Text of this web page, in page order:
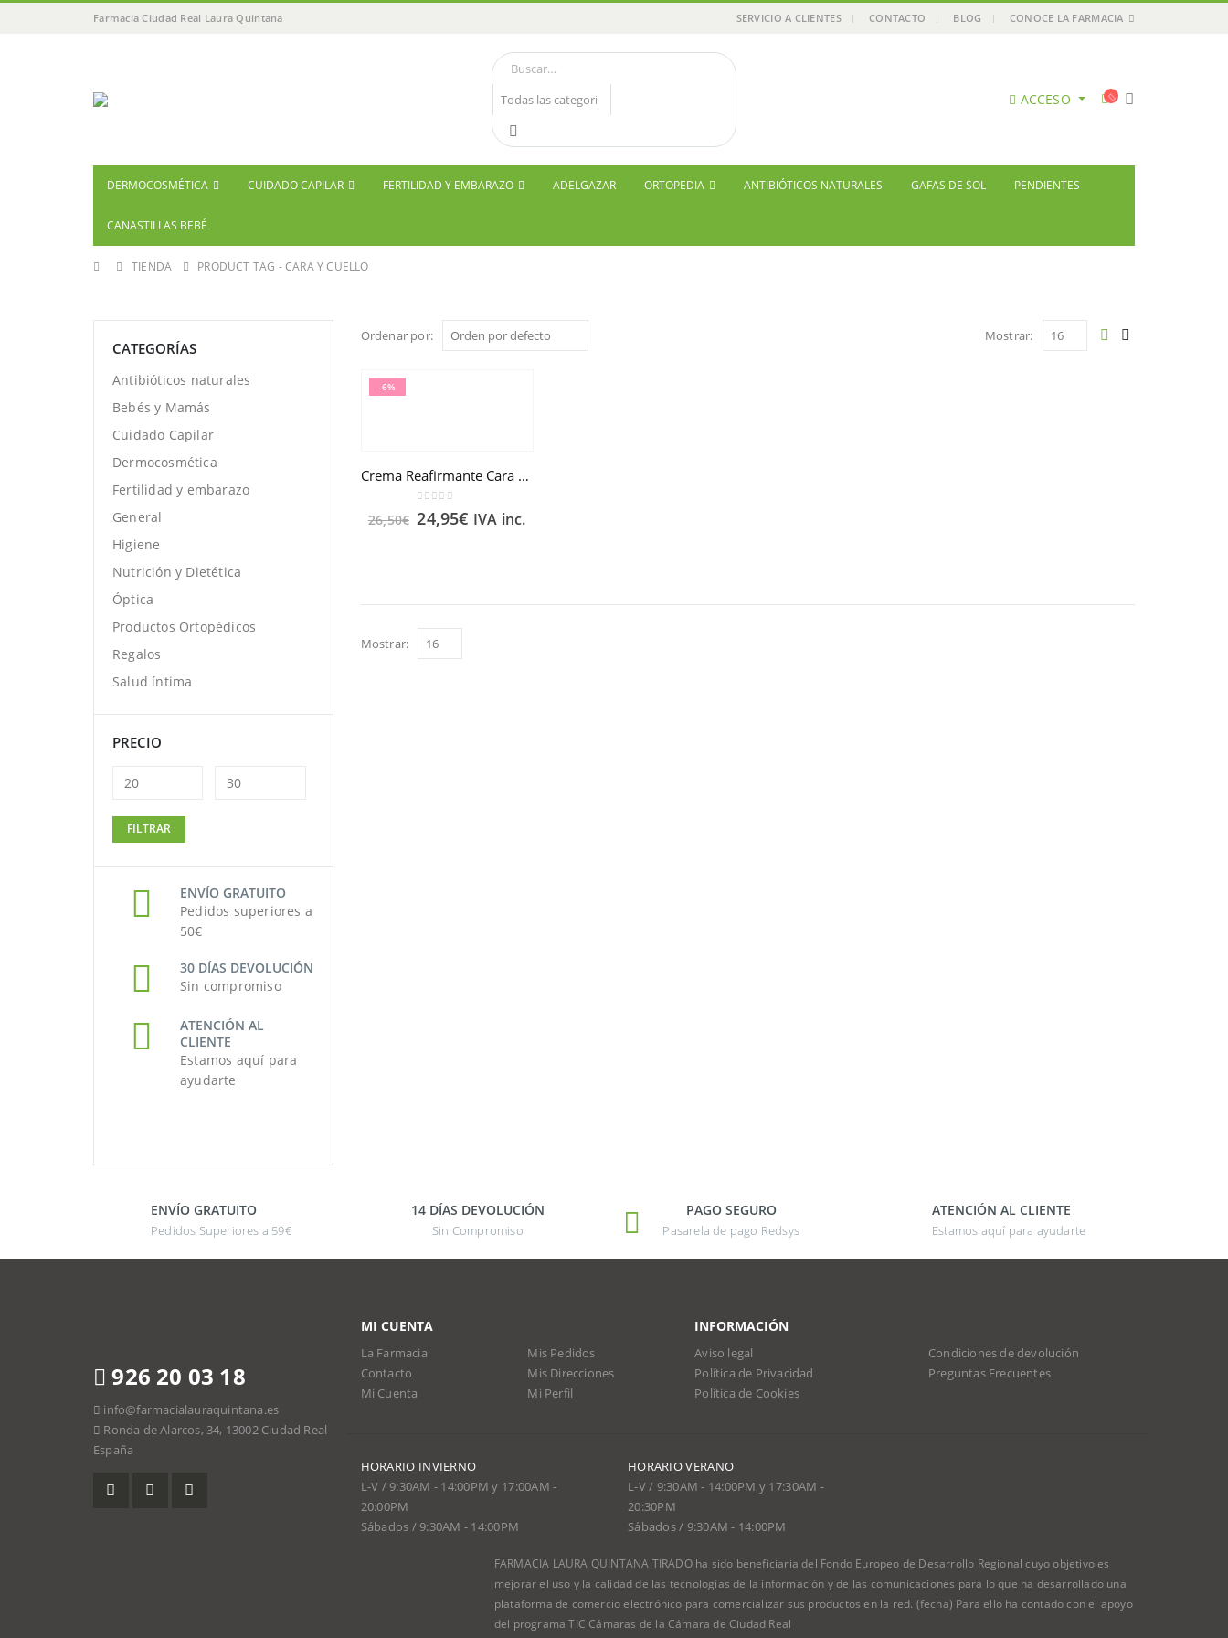
Farmacia Ciudad Real Laura Quintana SERVICIO A CLIENTES CONTACTO BLOG CONOCE LA FARMACIA
ACCESO
DERMOCOSMÉTICA CUIDADO CAPILAR FERTILIDAD Y EMBARAZO ADELGAZAR ORTOPEDIA ANTIBIÓTICOS NATURALES GAFAS DE SOL PENDIENTES
CANASTILLAS BEBÉ
TIENDA PRODUCT TAG -CARA Y CUELLO
Ordenar por: Mostrar:
-6%
Crema Reafirmante Cara y Cuello LQ
0out of 5
26,50€ 24,95€ IVA inc.
Mostrar:
CATEGORÍAS
Antibióticos naturales
Bebés y Mamás
Cuidado Capilar
Dermocosmética
Fertilidad y embarazo
General
Higiene
Nutrición y Dietética
Óptica
Productos Ortopédicos
Regalos
Salud íntima
PRECIO
mínimo
máximo
FILTRAR
ENVÍO GRATUITO
Pedidos superiores a
50€
30 DÍAS DEVOLUCIÓN
Sin compromiso
ATENCIÓN AL
CLIENTE
Estamos aquí para
ayudarte
ENVÍO GRATUITO
Pedidos Superiores a 59€
14 DÍAS DEVOLUCIÓN
Sin Compromiso
PAGO SEGURO
Pasarela de pago Redsys
ATENCIÓN AL CLIENTE
Estamos aquí para ayudarte
926 20 03 18
info@farmacialauraquintana.es
Ronda de Alarcos, 34, 13002 Ciudad Real
España
MI CUENTA
La Farmacia
Contacto
Mi Cuenta
Mis Pedidos
Mis Direcciones
Mi Perfil
INFORMACIÓN
Aviso legal
Política de Privacidad
Política de Cookies
Condiciones de devolución
Preguntas Frecuentes
HORARIO INVIERNO
L-V / 9:30AM - 14:00PM y 17:00AM -
20:00PM
Sábados / 9:30AM - 14:00PM
HORARIO VERANO
L-V / 9:30AM - 14:00PM y 17:30AM -
20:30PM
Sábados / 9:30AM - 14:00PM
FARMACIA LAURA QUINTANA TIRADO ha sido beneficiaria del Fondo Europeo de Desarrollo Regional cuyo objetivo es
mejorar el uso y la calidad de las tecnologías de la información y de las comunicaciones para lo que ha desarrollado una
plataforma de comercio electrónico para comercializar sus productos en la red. (fecha) Para ello ha contado con el apoyo
del programa TIC Cámaras de la Cámara de Ciudad Real